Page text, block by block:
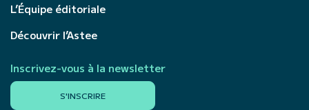
L’Équipe éditoriale
Découvrir l’Astee
Inscrivez-vous à la newsletter
S'INSCRIRE